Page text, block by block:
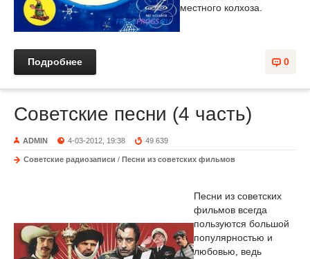
местного колхоза.
0
Подробнее
Советские песни (4 часть)
ADMIN 4-03-2012, 19:38 49 639
Советские радиозаписи / Песни из советских фильмов
Песни из советских
фильмов всегда
пользуются большой
популярностью и
любовью, ведь